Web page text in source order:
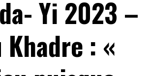
Yi 2023 –
: «